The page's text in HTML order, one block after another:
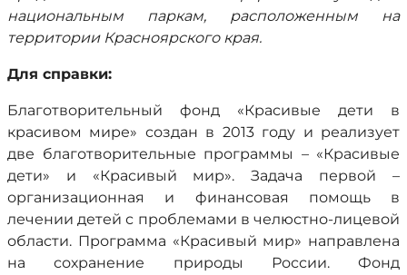
национальным паркам, расположенным на
территории Красноярского края.
Для справки:
Благотворительный фонд «Красивые дети в
красивом мире» создан в 2013 году и реализует
две благотворительные программы – «Красивые
дети» и «Красивый мир». Задача первой –
организационная и финансовая помощь в
лечении детей с проблемами в челюстно-лицевой
области. Программа «Красивый мир» направлена
на сохранение природы России. Фонд